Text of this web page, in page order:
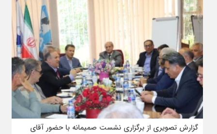
گزارش تصویری از برگزاری نشست صمیمانه با حضور آقای